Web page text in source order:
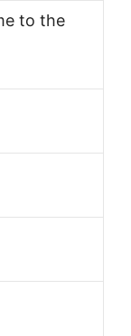
to the